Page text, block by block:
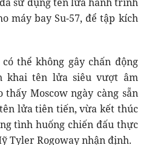
máy bay Su-57, để tập kích
thể không gây chấn động
khai tên lửa siêu vượt âm
Moscow ngày càng sẵn
lửa tiên tiến, vừa kết thúc
tình huống chiến đấu thực
Tyler Rogoway nhận định.